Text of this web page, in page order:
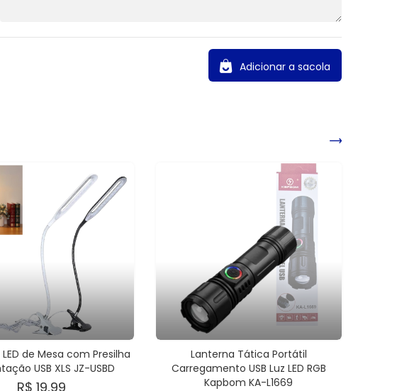
Adicionar a sacola
de Mesa com Presilha
USB XLS JZ-USBD
R$ 19,99
Lanterna Tática Portátil
Carregamento USB Luz LED RGB
Kapbom KA-L1669